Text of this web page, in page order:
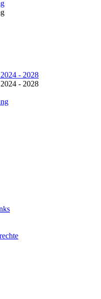
- 2028
- 2028